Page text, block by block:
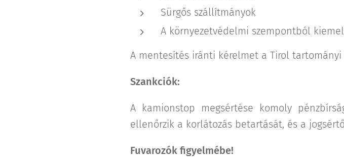
Sürgős szállítmányok
A környezetvédelmi szempontból
A mentesítés iránti kérelmet a Tirol
Szankciók:
A kamionstop megsértése komoly
ellenőrzik a korlátozás betartását, és a
Fuvarozók figyelmébe!